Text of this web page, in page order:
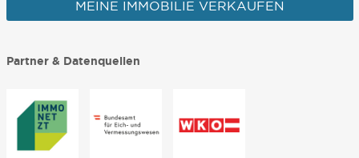
MEINE IMMOBILIE VERKAUFEN
Partner & Datenquellen